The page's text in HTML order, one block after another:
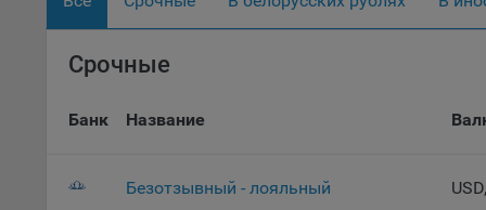
Срочные
Банк Название
Безотзывный - лояльный